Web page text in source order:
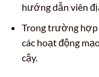
hướng dẫn viên
Trong trường hợp
các hoạt động
cậy.